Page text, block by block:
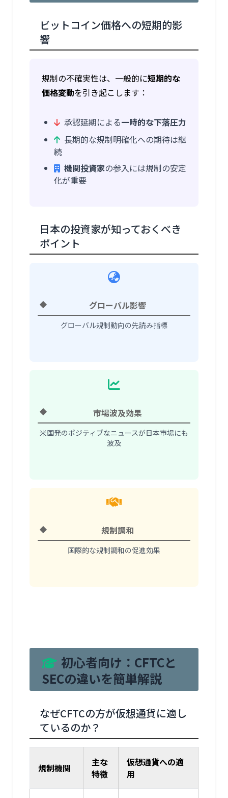
ビットコイン価格への短期的影
響
規制の不確実性は、一般的に短期的な
価格変動を引き起こします：
承認延期による一時的な下落圧力
長期的な規制明確化への期待は継
続
機関投資家の参入には規制の安定
化が重要
日本の投資家が知っておくべき
ポイント
グローバル影響
グローバル規制動向の先読み指標
市場波及効果
米国発のポジティブなニュースが日本市場にも
波及
規制調和
国際的な規制調和の促進効果
初心者向け：CFTCと
SECの違いを簡単解説
なぜCFTCの方が仮想通貨に適し
ているのか？
規制機関
主な
特徴
仮想通貨への適
用